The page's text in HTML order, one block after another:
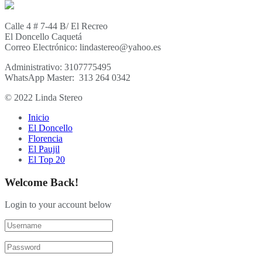
Calle 4 # 7-44 B/ El Recreo
El Doncello Caquetá
Correo Electrónico: lindastereo@yahoo.es
Administrativo: 3107775495
WhatsApp Master: 313 264 0342
© 2022 Linda Stereo
Inicio
El Doncello
Florencia
El Paujil
El Top 20
Welcome Back!
Login to your account below